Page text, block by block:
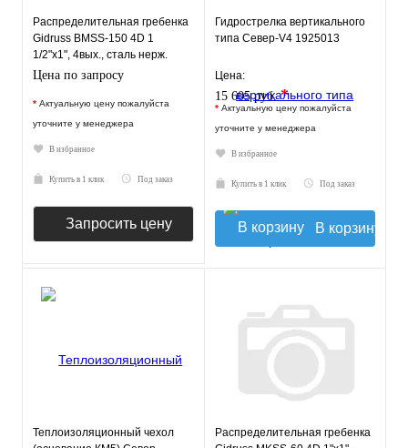
Распределительная гребенка
Gidruss BMSS-150 4D 1
1/2"х1", 4вых., сталь нерж.
Цена по запросу
* Актуальную цену пожалуйста
уточните у менеджера
В избранное
Купить в 1 клик Под заказ
Запросить цену
Гидрострелка вертикального
типа Север-V4 1925013
Цена:
15 605 руб.*
* Актуальную цену пожалуйста
уточните у менеджера
В избранное
Купить в 1 клик Под заказ
В корзину
Теплоизоляционный чехол
Распределительная гребенка